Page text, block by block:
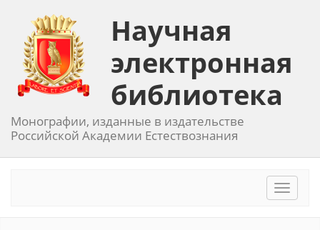
Научная
электронная
библиотека
Монографии, изданные в издательстве
Российской Академии Естествознания
Toggle